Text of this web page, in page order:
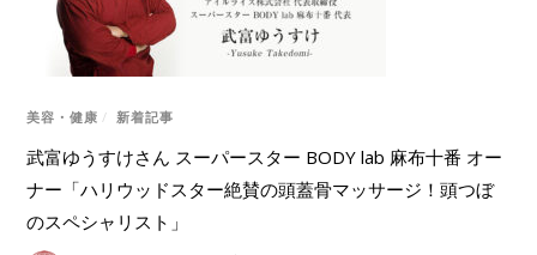
美容・健康 / 新着記事
武富ゆうすけさん スーパースター BODY lab 麻布十番 オー
ナー「ハリウッドスター絶賛の頭蓋骨マッサージ！頭つぼ
のスペシャリスト」